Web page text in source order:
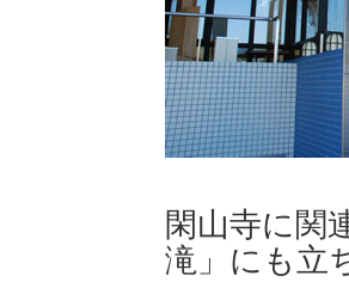
閑山寺に関
滝」にも立